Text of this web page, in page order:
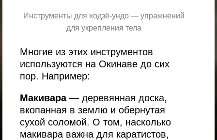
Инструменты для ходзё-ундо — упражнений
для укрепления тела
Многие из этих инструментов
используются на Окинаве до сих
пор. Например:
Макивара— деревянная доска,
вкопанная в землю и обернутая
сухой соломой. О том, насколько
макивара важна для каратистов,